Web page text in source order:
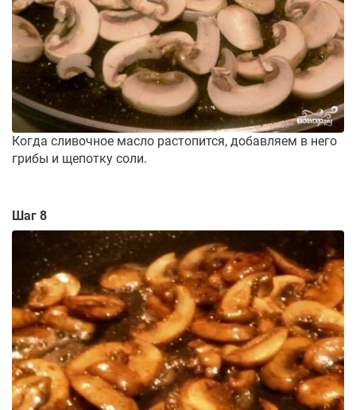
Когда сливочное масло растопится, добавляем в него
грибы и щепотку соли.
Шаг 8